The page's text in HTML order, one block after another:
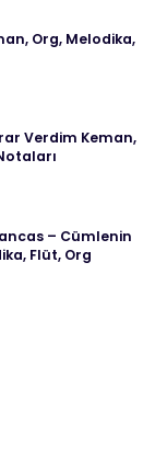
Org, Melodika,
Verdim Keman,
– Cümlenin
Flüt, Org